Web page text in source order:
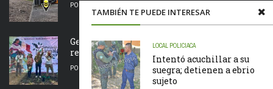
TAMBIÉN TE PUEDE INTERESAR
LOCAL POLICIACA
Intentó acuchillar a su
suegra; detienen a ebrio
sujeto
POR
Gerardo San Román impulsa acciones de
reforestación en Tantoyuca
POR LA REDACCIÓN 09/08/2026